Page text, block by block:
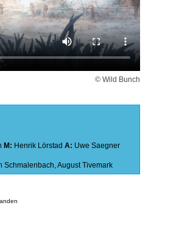
© Wild Bunch
M: Henrik Lörstad A: Uwe Saegner
Schmalenbach,August Tivemark